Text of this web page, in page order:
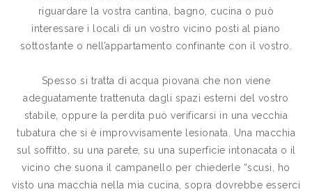
riguardare la vostra cantina, bagno, cucina o può
interessare i locali di un vostro vicino posti al piano
sottostante o nell’appartamento confinante con il vostro.
Spesso si tratta di acqua piovana che non viene
adeguatamente trattenuta dagli spazi esterni del vostro
stabile, oppure la perdita può verificarsi in una vecchia
tubatura che si è improvvisamente lesionata. Una macchia
sul soffitto, su una parete, su una superficie intonacata o il
vicino che suona il campanello per chiederle “scusi, ho
visto una macchia nella mia cucina, sopra dovrebbe esserci